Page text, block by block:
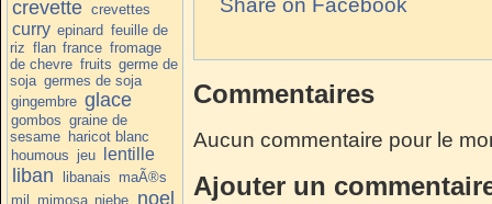
crevette crevettes
curry epinard feuille de
riz flan france fromage
de chevre fruits germe de
soja germes de soja
gingembre glace
gombos graine de
sesame haricot blanc
houmous jeu lentille
liban libanais maÃ®s
mil mimosa niebe noel
Share on Facebook
Commentaires
Aucun commentaire pour le
Ajouter un